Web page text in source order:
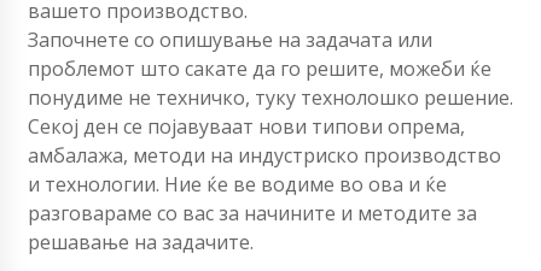
вашето производство.
Започнете со опишување на задачата или
проблемот што сакате да го решите, можеби ќе
понудиме не техничко, туку технолошко решение.
Секој ден се појавуваат нови типови опрема,
амбалажа, методи на индустриско производство
и технологии. Ние ќе ве водиме во ова и ќе
разговараме со вас за начините и методите за
решавање на задачите.